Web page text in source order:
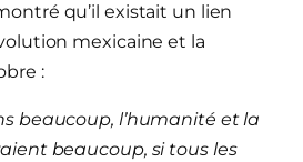
qu’il existait un lien
mexicaine et la
:
beaucoup, l’humanité et la
beaucoup, si tous les